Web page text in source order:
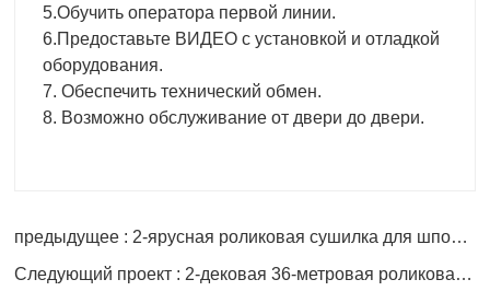
5.Обучить оператора первой линии.
6.Предоставьте ВИДЕО с установкой и отладкой
оборудования.
7. Обеспечить технический обмен.
8. Возможно обслуживание от двери до двери.
предыдущее : 2-ярусная роликовая сушилка для шпона Shine длиной 56 м.
Следующий проект : 2-дековая 36-метровая роликовая сушилка для шпона